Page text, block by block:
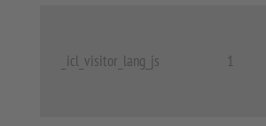
_icl_visitor_lang_js 1